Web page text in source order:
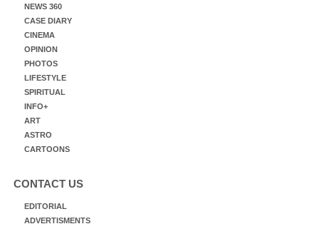
NEWS 360
CASE DIARY
CINEMA
OPINION
PHOTOS
LIFESTYLE
SPIRITUAL
INFO+
ART
ASTRO
CARTOONS
CONTACT US
EDITORIAL
ADVERTISMENTS